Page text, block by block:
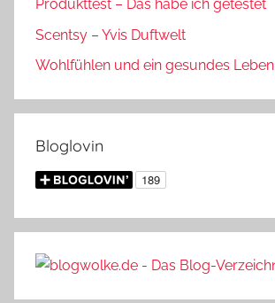
Produkttest – Das habe ich getestet
Scentsy – Yvis Duftwelt
Wohlfühlen und ein gesundes Leben
Bloglovin